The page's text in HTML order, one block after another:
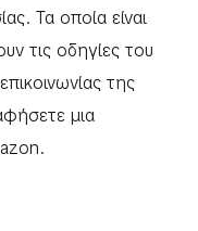
Τα οποία είναι
τις οδηγίες του
της
μια